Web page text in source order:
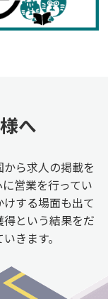
へ
ら求人の掲載を
営業を行ってい
する場面も出て
という結果をだ
きます。